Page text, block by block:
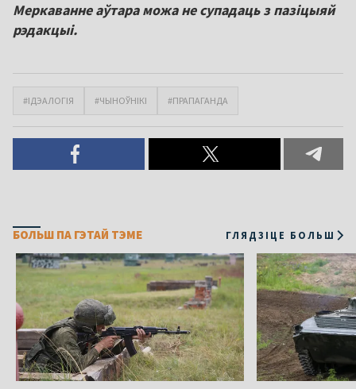
Меркаванне аўтара можа не супадаць з пазіцыяй
рэдакцыі.
#ІДЭАЛОГІЯ #ЧЫНОЎНІКІ #ПРАПАГАНДА
БОЛЬШ ПА ГЭТАЙ ТЭМЕ ГЛЯДЗІЦЕ БОЛЬШ